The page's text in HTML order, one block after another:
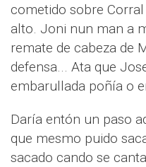
cometido sobre
alto. Joni nun man a
remate de cabeza de
defensa... Ata que
embarullada poñía o
Daría entón un paso
que mesmo puido
sacado cando se